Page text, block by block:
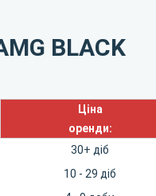
BLACK
Ціна
оренди:
30+ діб
10 - 29 діб